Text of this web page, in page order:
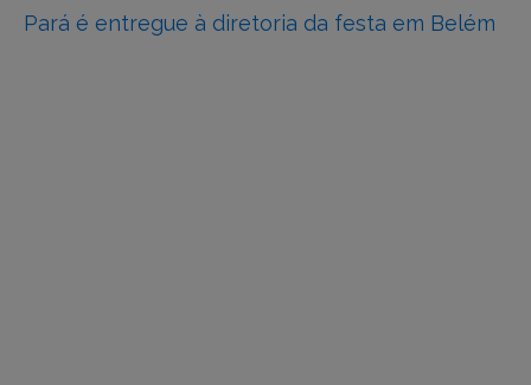
Pará é entregue à diretoria da festa em Belém